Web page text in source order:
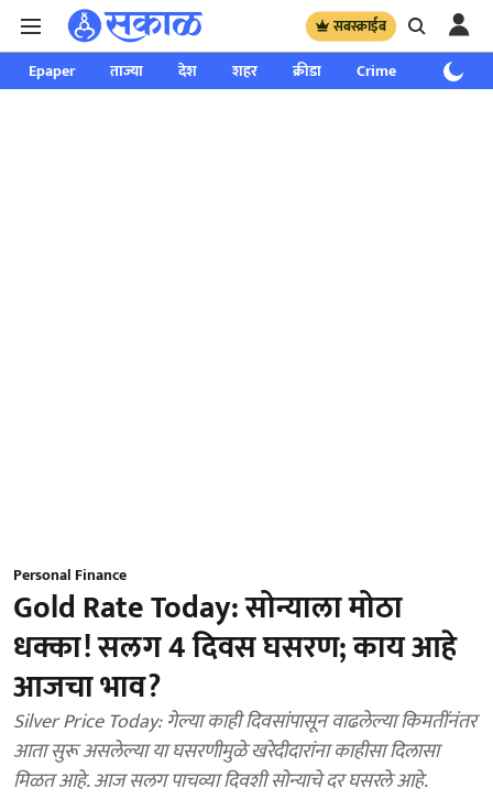
सबस्क्राईब
Epaper ताज्या देश शहर क्रीडा Crime साप्ताहिक
Personal Finance
Gold Rate Today: सोन्याला मोठा
धक्का! सलग 4 दिवस घसरण; काय आहे
आजचा भाव?
Silver Price Today: गेल्या काही दिवसांपासून वाढलेल्या किमतींनंतर
आता सुरू असलेल्या या घसरणीमुळे खरेदीदारांना काहीसा दिलासा
मिळत आहे. आज सलग पाचव्या दिवशी सोन्याचे दर घसरले आहे.